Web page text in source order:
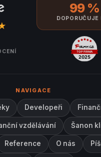
99 %
DOPORUČUJE
NAVIGACE
Developeři
vzdělávání Šanon
Reference O nás